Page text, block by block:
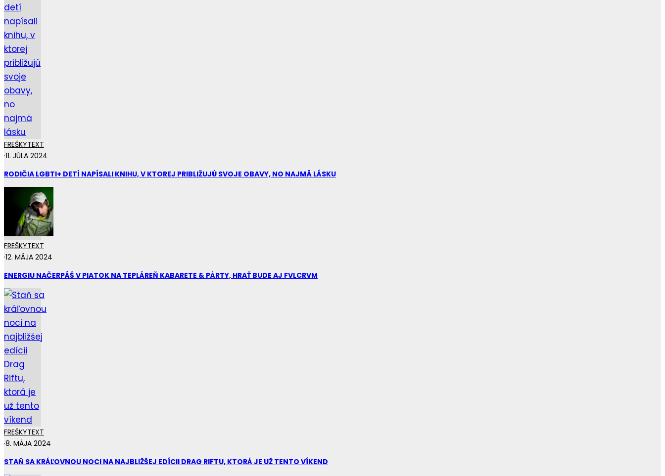
FREŠKYTEXT
·11. JÚLA 2024
RODIČIA LGBTI+ DETÍ NAPÍSALI KNIHU, V KTOREJ PRIBLIŽUJÚ SVOJE OBAVY, NO NAJMÄ LÁSKU
FREŠKYTEXT
·12. MÁJA 2024
ENERGIU NAČERPÁŠ V PIATOK NA TEPLÁREŇ KABARETE & PÁRTY, HRAŤ BUDE AJ FVLCRVM
FREŠKYTEXT
·8. MÁJA 2024
STAŇ SA KRÁĽOVNOU NOCI NA NAJBLIŽŠEJ EDÍCII DRAG RIFTU, KTORÁ JE UŽ TENTO VÍKEND